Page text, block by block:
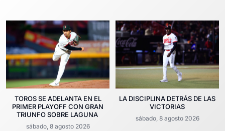
TOROS SE ADELANTA EN EL
PRIMER PLAYOFF CON GRAN
TRIUNFO SOBRE LAGUNA
sábado, 8 agosto 2026
LA DISCIPLINA DETRÁS DE LAS
VICTORIAS
sábado, 8 agosto 2026